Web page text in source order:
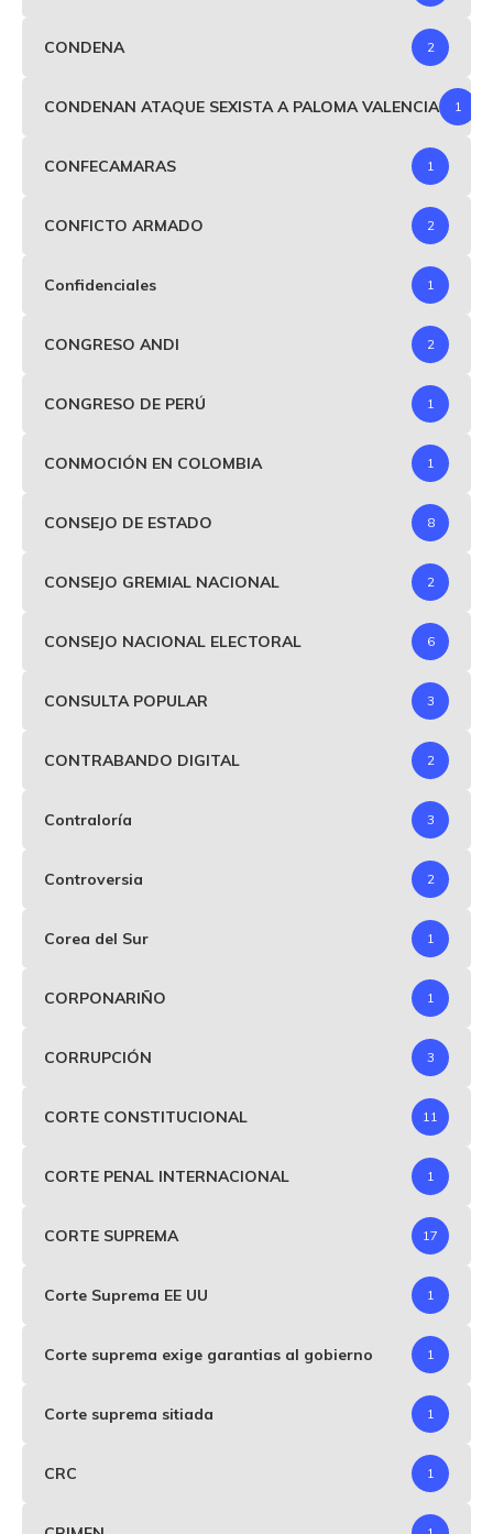
CONDENA 2
CONDENAN ATAQUE SEXISTA A PALOMA VALENCIA 1
CONFECAMARAS 1
CONFICTO ARMADO 2
Confidenciales 1
CONGRESO ANDI 2
CONGRESO DE PERÚ 1
CONMOCIÓN EN COLOMBIA 1
CONSEJO DE ESTADO 8
CONSEJO GREMIAL NACIONAL 2
CONSEJO NACIONAL ELECTORAL 6
CONSULTA POPULAR 3
CONTRABANDO DIGITAL 2
Contraloría 3
Controversia 2
Corea del Sur 1
CORPONARIÑO 1
CORRUPCIÓN 3
CORTE CONSTITUCIONAL 11
CORTE PENAL INTERNACIONAL 1
CORTE SUPREMA 17
Corte Suprema EE UU 1
Corte suprema exige garantias al gobierno 1
Corte suprema sitiada 1
CRC 1